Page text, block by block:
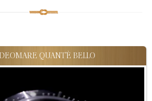
QUANT'È BELLO